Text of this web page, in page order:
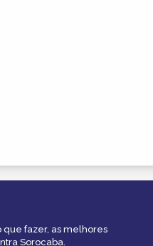
que fazer, as melhores
Sorocaba.